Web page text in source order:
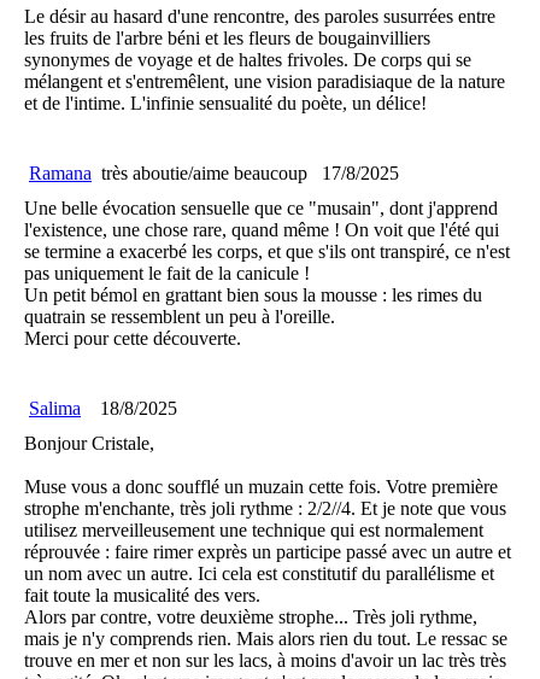
Le désir au hasard d'une rencontre, des paroles susurrées entre
les fruits de l'arbre béni et les fleurs de bougainvilliers
synonymes de voyage et de haltes frivoles. De corps qui se
mélangent et s'entremêlent, une vision paradisiaque de la nature
et de l'intime. L'infinie sensualité du poète, un délice!
Ramana très aboutie/aime beaucoup
17/8/2025
Une belle évocation sensuelle que ce "musain", dont j'apprend
l'existence, une chose rare, quand même ! On voit que l'été qui
se termine a exacerbé les corps, et que s'ils ont transpiré, ce n'est
pas uniquement le fait de la canicule !
Un petit bémol en grattant bien sous la mousse : les rimes du
quatrain se ressemblent un peu à l'oreille.
Merci pour cette découverte.
Salima
18/8/2025
Bonjour Cristale,
Muse vous a donc soufflé un muzain cette fois. Votre première
strophe m'enchante, très joli rythme : 2/2//4. Et je note que vous
utilisez merveilleusement une technique qui est normalement
réprouvée : faire rimer exprès un participe passé avec un autre et
un nom avec un autre. Ici cela est constitutif du parallélisme et
fait toute la musicalité des vers.
Alors par contre, votre deuxième strophe... Très joli rythme,
mais je n'y comprends rien. Mais alors rien du tout. Le ressac se
trouve en mer et non sur les lacs, à moins d'avoir un lac très très